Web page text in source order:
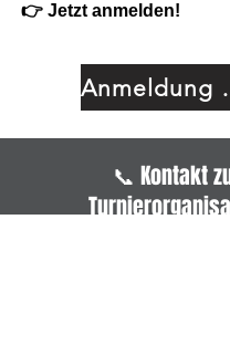
👉 Jetzt anmelden!
📞 Kontakt